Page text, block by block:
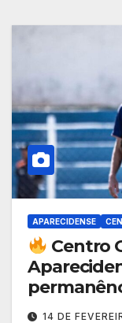
APARECIDENSE
Centro
briga
14 DE